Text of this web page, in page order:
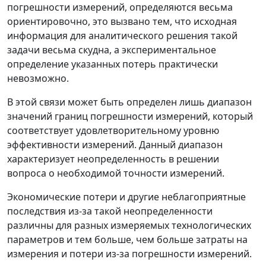
погрешности измерений, определяются весьма
ориентировочно, это вызвано тем, что исходная
информация для аналитического решения такой
задачи весьма скудна, а экспериментальное
определение указанных потерь практически
невозможно.
В этой связи может быть определен лишь диапазон
значений границ погрешности измерений, который
соответствует удовлетворительному уровню
эффективности измерений. Данный диапазон
характеризует неопределенность в решении
вопроса о необходимой точности измерений.
Экономические потери и другие неблагоприятные
последствия из-за такой неопределенности
различны для разных измеряемых технологических
параметров и тем больше, чем больше затраты на
измерения и потери из-за погрешности измерений.